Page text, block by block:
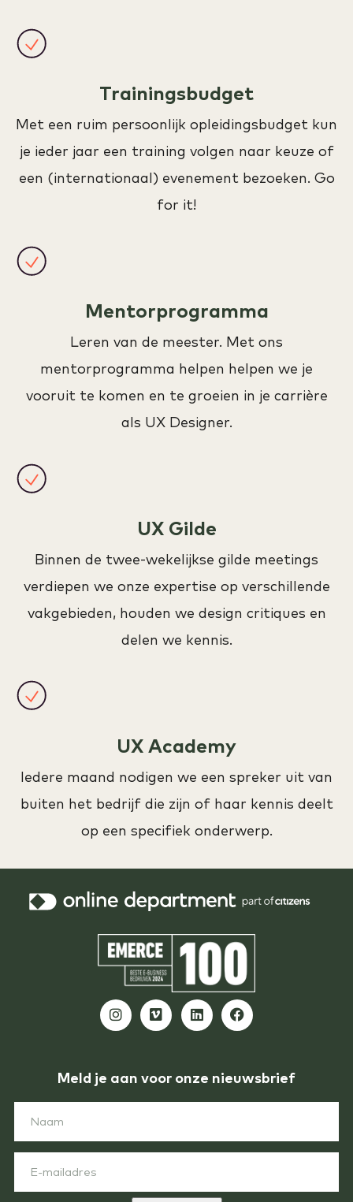
Trainingsbudget
Met een ruim persoonlijk opleidingsbudget kun
je ieder jaar een training volgen naar keuze of
een (internationaal) evenement bezoeken. Go
for it!
Mentorprogramma
Leren van de meester. Met ons
mentorprogramma helpen helpen we je
vooruit te komen en te groeien in je carrière
als UX Designer.
UX Gilde
Binnen de twee-wekelijkse gilde meetings
verdiepen we onze expertise op verschillende
vakgebieden, houden we design critiques en
delen we kennis.
UX Academy
Iedere maand nodigen we een spreker uit van
buiten het bedrijf die zijn of haar kennis deelt
op een specifiek onderwerp.
Meld je aan voor onze nieuwsbrief